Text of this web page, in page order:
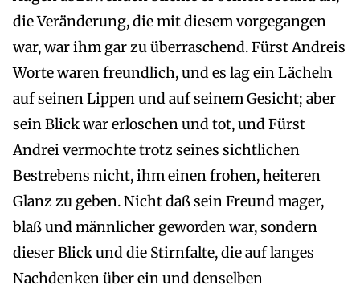
die Veränderung, die mit diesem vorgegangen
war, war ihm gar zu überraschend. Fürst Andreis
Worte waren freundlich, und es lag ein Lächeln
auf seinen Lippen und auf seinem Gesicht; aber
sein Blick war erloschen und tot, und Fürst
Andrei vermochte trotz seines sichtlichen
Bestrebens nicht, ihm einen frohen, heiteren
Glanz zu geben. Nicht daß sein Freund mager,
blaß und männlicher geworden war, sondern
dieser Blick und die Stirnfalte, die auf langes
Nachdenken über ein und denselben